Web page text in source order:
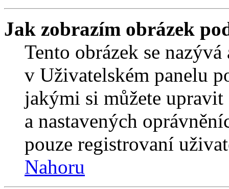
Jak zobrazím obrázek
Tento obrázek se
v Uživatelském panelu
jakými si můžete
a nastavených
pouze registrovaní
Nahoru